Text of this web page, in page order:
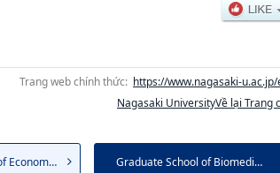
Trang web chính thức: https://www.nagasaki-
Nagasaki UniversityVề lại Trang
Graduate school of Economics Graduate School of Biomedical...